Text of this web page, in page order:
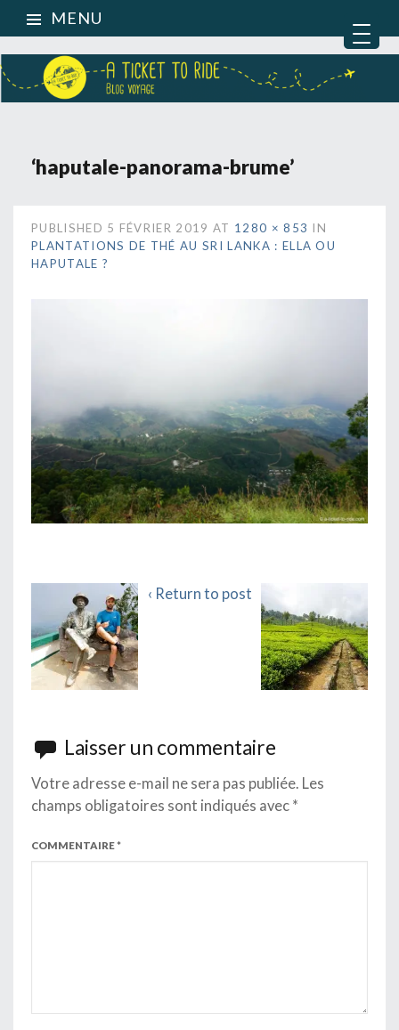
MENU
‘haputale-panorama-brume’
PUBLISHED 5 FÉVRIER 2019 AT 1280 × 853 IN
PLANTATIONS DE THÉ AU SRI LANKA : ELLA OU
HAPUTALE ?
‹ Return to post
Laisser un commentaire
Votre adresse e-mail ne sera pas publiée. Les
champs obligatoires sont indiqués avec *
COMMENTAIRE*